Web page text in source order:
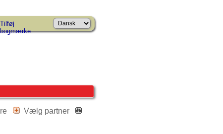
Tilføj
bogmærke
Vælg partner